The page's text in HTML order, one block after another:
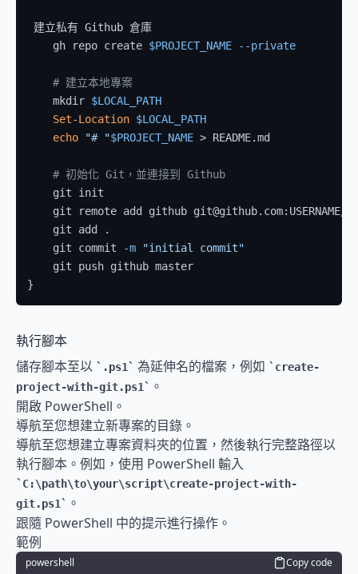
建立私有 Github 倉庫
    gh repo create
$PROJECT_NAME --private
# 建立本地專案
    mkdir
$LOCAL_PATH
Set-Location $LOCAL_PATH
echo
"# "$PROJECT_NAME > README.md
# 初始化 Git，並連接到 Github
    git init
    git remote add github git@github.com:USERNAME/
    git add .
    git commit
-m
"initial commit"
    git push github master
執行腳本
儲存腳本至以
.ps1 為延伸名的檔案，例如
create-
project-with-git.ps1
。
開啟 PowerShell。
導航至您想建立新專案的目錄。
導航至您想建立專案資料夾的位置，然後執行完整路徑以
C:\path\to\your\script\create-project-with-
git.ps1
。
跟隨 PowerShell 中的提示進行操作。
範例
powershell Copy code